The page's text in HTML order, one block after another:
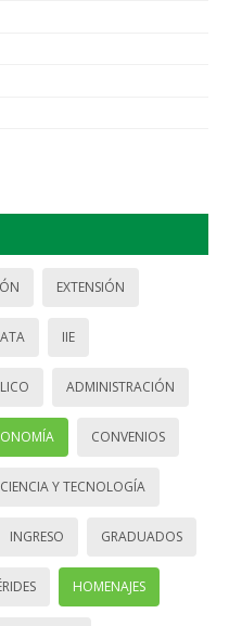
EXTENSIÓN
IIE
ADMINISTRACIÓN
CONVENIOS
CIENCIA Y TECNOLOGÍA
INGRESO GRADUADOS
HOMENAJES